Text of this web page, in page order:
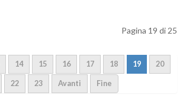
Pagina 19 di 25
14 15 16 17 18 19 20
22 23 Avanti Fine